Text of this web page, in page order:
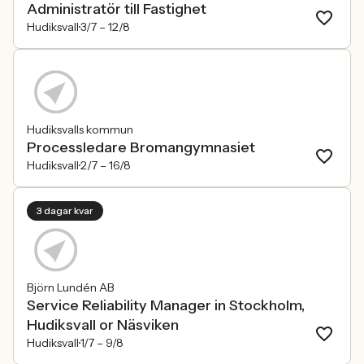
Administratör till Fastighet
Hudiksvall3/7 – 12/8
Hudiksvalls kommun
Processledare Bromangymnasiet
Hudiksvall2/7 – 16/8
3 dagar kvar
Björn Lundén AB
Service Reliability Manager in Stockholm,
Hudiksvall or Näsviken
Hudiksvall1/7 – 9/8